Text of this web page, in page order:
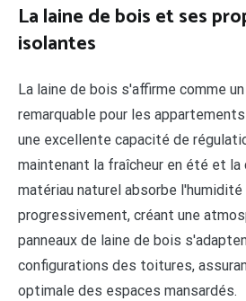
La laine de bois et ses
isolantes
La laine de bois s'affirme comme
remarquable pour les
une excellente capacité de
maintenant la fraîcheur en été et la
matériau naturel absorbe
progressivement, créant une
panneaux de laine de bois
configurations des toitures,
optimale des espaces mansardés.